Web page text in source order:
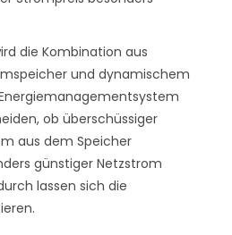
die Kombination aus
und dynamischem
ob überschüssiger
aus dem Speicher
günstiger Netzstrom
lassen sich die